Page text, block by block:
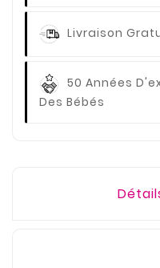
Livraison
50 Années
Des Bébés